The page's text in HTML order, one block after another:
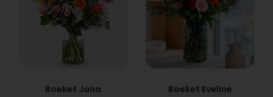
Boeket Jana Boeket Eveline